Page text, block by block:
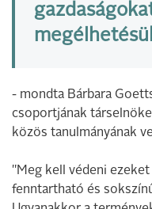
- mondta Bárbara
csoportjának
közös tanulmányának
"Meg kell védeni
fenntartható és